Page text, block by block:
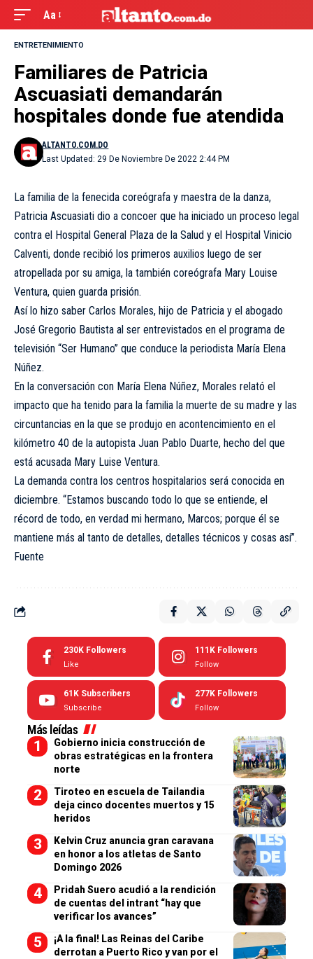
Aa
ENTRETENIMIENTO
Familiares de Patricia
Ascuasiati demandarán
hospitales donde fue atendida
Last Updated: 29 De Noviembre De 2022 2:44 PM
ALTANTO.COM.DO
La familia de la fenecida coreógrafa y maestra de la danza,
Patricia Ascuasiati dio a concoer que ha iniciado un proceso legal
contra el Hospital General Plaza de la Salud y el Hospital Vinicio
Calventi, donde recibió los primeros auxilios luego de ser
atropellada por su amiga, la también coreógrafa Mary Louise
Ventura, quien guarda prisión.
Así lo hizo saber Carlos Morales, hijo de Patricia y el abogado
José Gregorio Bautista al ser entrevistados en el programa de
televisión “Ser Humano” que conduce la periodista María Elena
Núñez.
En la conversación con María Elena Núñez, Morales relató el
impacto que ha tenido para la familia la muerte de su madre y las
circuntancias en la que se produjo en acontencimiento en el
kilómetro 40 de la autopista Juan Pablo Duarte, hecho del que
está acusada Mary Luise Ventura.
La demanda contra los centros hospitalarios será conocida en
diciembre. “Estamos buscando todo lo que se entiende, el
récord de todo, en verdad mi hermano, Marcos; porque él se
mantiene más al tanto de detalles, detalles técnicos y cosas así”.
Fuente
230K Followers
Like
111K Followers
Follow
61K Subscribers
Subscribe
277K Followers
Follow
Más leídas
Gobierno inicia construcción de
obras estratégicas en la frontera
norte
Tiroteo en escuela de Tailandia
deja cinco docentes muertos y 15
heridos
Kelvin Cruz anuncia gran caravana
en honor a los atletas de Santo
Domingo 2026
Pridah Suero acudió a la rendición
de cuentas del intrant “hay que
verificar los avances”
¡A la final! Las Reinas del Caribe
derrotan a Puerto Rico y van por el